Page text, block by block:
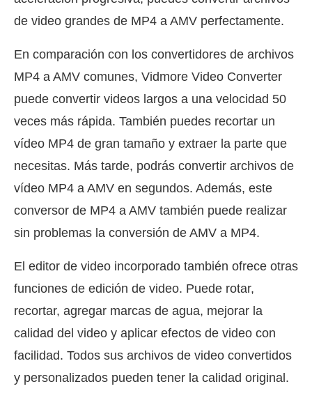
de video grandes de MP4 a AMV perfectamente.
En comparación con los convertidores de archivos
MP4 a AMV comunes, Vidmore Video Converter
puede convertir videos largos a una velocidad 50
veces más rápida. También puedes recortar un
vídeo MP4 de gran tamaño y extraer la parte que
necesitas. Más tarde, podrás convertir archivos de
vídeo MP4 a AMV en segundos. Además, este
conversor de MP4 a AMV también puede realizar
sin problemas la conversión de AMV a MP4.
El editor de video incorporado también ofrece otras
funciones de edición de video. Puede rotar,
recortar, agregar marcas de agua, mejorar la
calidad del video y aplicar efectos de video con
facilidad. Todos sus archivos de video convertidos
y personalizados pueden tener la calidad original.